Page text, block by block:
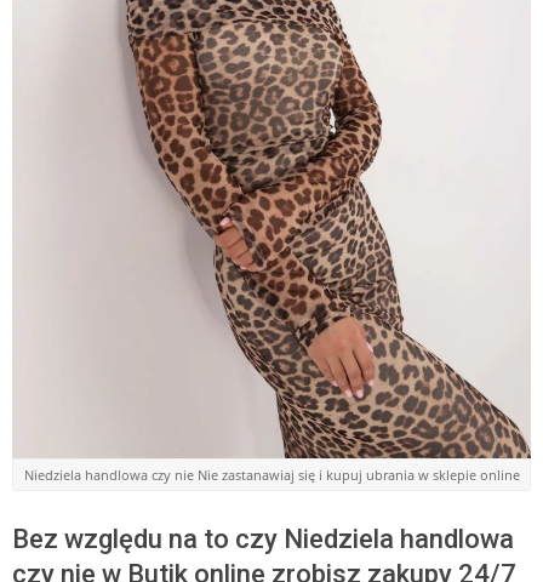
Niedziela handlowa czy nie Nie zastanawiaj się i kupuj ubrania w sklepie online
Bez względu na to czy Niedziela handlowa
czy nie w Butik online zrobisz zakupy 24/7